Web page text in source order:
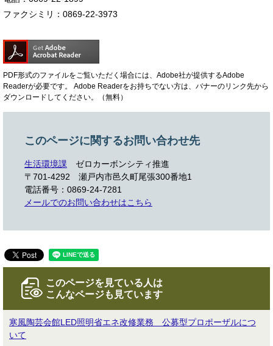
ファクシミリ：0869-22-3973
PDF形式のファイルをご覧いただく場合には、Adobe社が提供するAdobe
Readerが必要です。
Adobe Readerをお持ちでない方は、バナーのリンク先から
ダウンロードしてください。（無料）
このページに関するお問い合わせ先
生活環境課
ゼロカーボンシティ推進
〒701-4292
瀬戸内市邑久町尾張300番地1
電話番号：0869-24-7281
メールでのお問い合わせはこちら
このページを見ている人は
こんなページも見ています
寒風陶芸会館LED照明省エネ改修業務 公募型プロポーザルにつ
いて